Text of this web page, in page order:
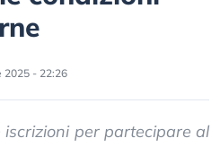
2025 - 22:26
per partecipare al